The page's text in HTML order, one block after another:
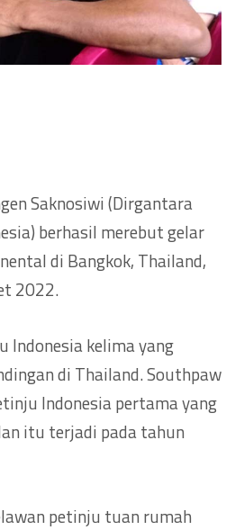
Saknosiwi (Dirgantara
berhasil merebut gelar
di Bangkok, Thailand,
2022.
Indonesia kelima yang
di Thailand. Southpaw
Indonesia pertama yang
itu terjadi pada tahun
petinju tuan rumah